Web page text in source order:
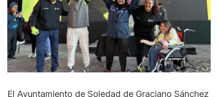
El Ayuntamiento de Soledad de Graciano Sánchez